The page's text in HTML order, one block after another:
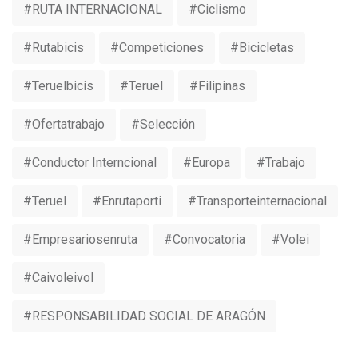
#RUTA INTERNACIONAL #ciclismo
#rutabicis #competiciones #bicicletas
#teruelbicis #teruel #Filipinas
#ofertatrabajo #selección
#conductor Interncional #europa #trabajo
#Teruel #Enrutaporti #Transporteinternacional
#Empresariosenruta #convocatoria #volei
#caivoleivol
#RESPONSABILIDAD SOCIAL DE ARAGÓN